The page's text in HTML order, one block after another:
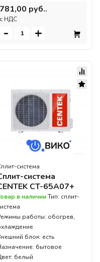
781,00 руб..
c НДС
- +
система
система
CT-65A07+
в наличииТип: сплит-
работы: обогрев,
блок: есть
бытовое
белый